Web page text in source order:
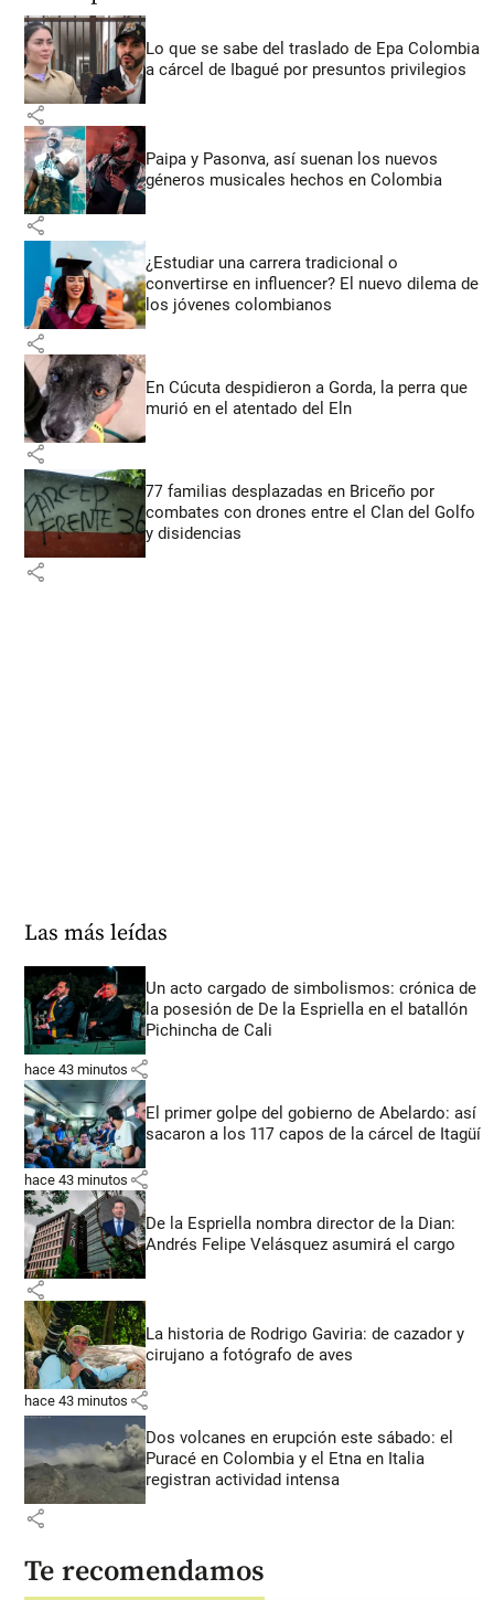
Lo que se sabe del traslado de Epa Colombia
a cárcel de Ibagué por presuntos privilegios
share
Paipa y Pasonva, así suenan los nuevos
géneros musicales hechos en Colombia
share
¿Estudiar una carrera tradicional o
convertirse en influencer? El nuevo dilema de
los jóvenes colombianos
share
En Cúcuta despidieron a Gorda, la perra que
murió en el atentado del Eln
share
77 familias desplazadas en Briceño por
combates con drones entre el Clan del Golfo
y disidencias
share
Las más leídas
Un acto cargado de simbolismos: crónica de
la posesión de De la Espriella en el batallón
Pichincha de Cali
hace 43 minutos share
El primer golpe del gobierno de Abelardo: así
sacaron a los 117 capos de la cárcel de Itagüí
hace 43 minutos share
De la Espriella nombra director de la Dian:
Andrés Felipe Velásquez asumirá el cargo
share
La historia de Rodrigo Gaviria: de cazador y
cirujano a fotógrafo de aves
hace 43 minutos share
Dos volcanes en erupción este sábado: el
Puracé en Colombia y el Etna en Italia
registran actividad intensa
share
Te recomendamos